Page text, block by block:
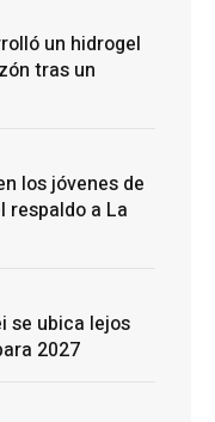
un hidrogel
tras un
los jóvenes de
respaldo a La
se ubica lejos
2027